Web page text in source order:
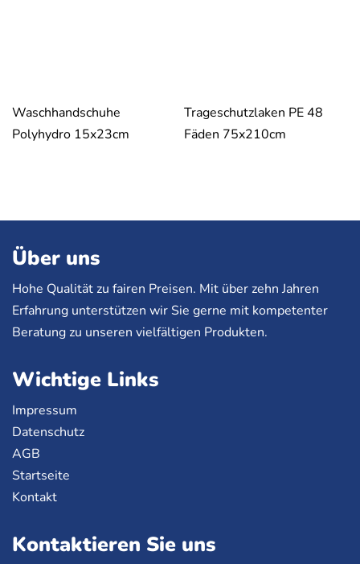
Waschhandschuhe
Polyhydro 15x23cm
Trageschutzlaken PE 48
Fäden 75x210cm
Über uns
Hohe Qualität zu fairen Preisen. Mit über zehn Jahren
Erfahrung unterstützen wir Sie gerne mit kompetenter
Beratung zu unseren vielfältigen Produkten.
Wichtige Links
Impressum
Datenschutz
AGB
Startseite
Kontakt
Kontaktieren Sie uns